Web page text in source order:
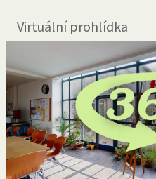
Virtuální prohlídka